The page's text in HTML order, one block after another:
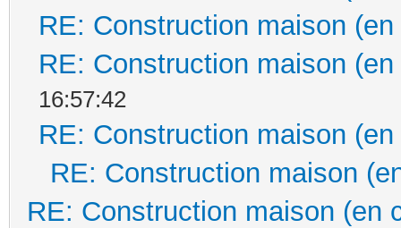
RE: Construction maison
RE: Construction maison
16:57:42
RE: Construction maison
RE: Construction maison
RE: Construction maison (en